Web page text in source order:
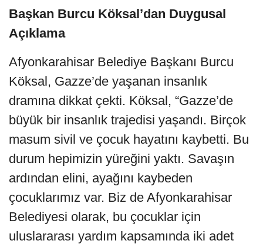
Başkan Burcu Köksal’dan Duygusal
Açıklama
Afyonkarahisar Belediye Başkanı Burcu
Köksal, Gazze’de yaşanan insanlık
dramına dikkat çekti. Köksal, “Gazze’de
büyük bir insanlık trajedisi yaşandı. Birçok
masum sivil ve çocuk hayatını kaybetti. Bu
durum hepimizin yüreğini yaktı. Savaşın
ardından elini, ayağını kaybeden
çocuklarımız var. Biz de Afyonkarahisar
Belediyesi olarak, bu çocuklar için
uluslararası yardım kapsamında iki adet